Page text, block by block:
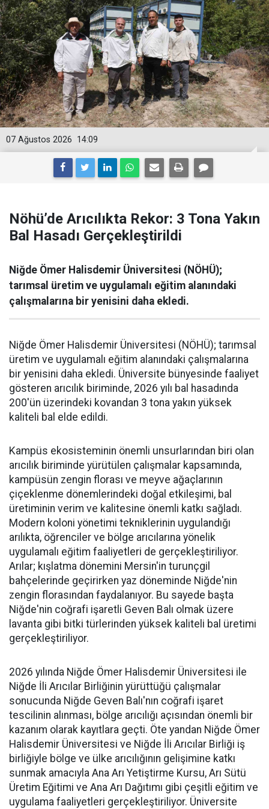
14:09
07 Ağustos 2026
Nöhü’de Arıcılıkta Rekor: 3 Tona Yakın
Bal Hasadı Gerçekleştirildi
Niğde Ömer Halisdemir Üniversitesi (NÖHÜ);
tarımsal üretim ve uygulamalı eğitim alanındaki
çalışmalarına bir yenisini daha ekledi.
Niğde Ömer Halisdemir Üniversitesi (NÖHÜ); tarımsal
üretim ve uygulamalı eğitim alanındaki çalışmalarına
bir yenisini daha ekledi. Üniversite bünyesinde faaliyet
gösteren arıcılık biriminde, 2026 yılı bal hasadında
200'ün üzerindeki kovandan 3 tona yakın yüksek
kaliteli bal elde edildi.
Kampüs ekosisteminin önemli unsurlarından biri olan
arıcılık biriminde yürütülen çalışmalar kapsamında,
kampüsün zengin florası ve meyve ağaçlarının
çiçeklenme dönemlerindeki doğal etkileşimi, bal
üretiminin verim ve kalitesine önemli katkı sağladı.
Modern koloni yönetimi tekniklerinin uygulandığı
arılıkta, öğrenciler ve bölge arıcılarına yönelik
uygulamalı eğitim faaliyetleri de gerçekleştiriliyor.
Arılar; kışlatma dönemini Mersin'in turunçgil
bahçelerinde geçirirken yaz döneminde Niğde'nin
zengin florasından faydalanıyor. Bu sayede başta
Niğde'nin coğrafi işaretli Geven Balı olmak üzere
lavanta gibi bitki türlerinden yüksek kaliteli bal üretimi
gerçekleştiriliyor.
2026 yılında Niğde Ömer Halisdemir Üniversitesi ile
Niğde İli Arıcılar Birliğinin yürüttüğü çalışmalar
sonucunda Niğde Geven Balı'nın coğrafi işaret
tescilinin alınması, bölge arıcılığı açısından önemli bir
kazanım olarak kayıtlara geçti. Öte yandan Niğde Ömer
Halisdemir Üniversitesi ve Niğde İli Arıcılar Birliği iş
birliğiyle bölge ve ülke arıcılığının gelişimine katkı
sunmak amacıyla Ana Arı Yetiştirme Kursu, Arı Sütü
Üretim Eğitimi ve Ana Arı Dağıtımı gibi çeşitli eğitim ve
uygulama faaliyetleri gerçekleştiriliyor. Üniversite